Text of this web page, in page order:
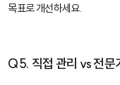
목표로 개선하세요.
Q5. 직접 관리 vs 전문